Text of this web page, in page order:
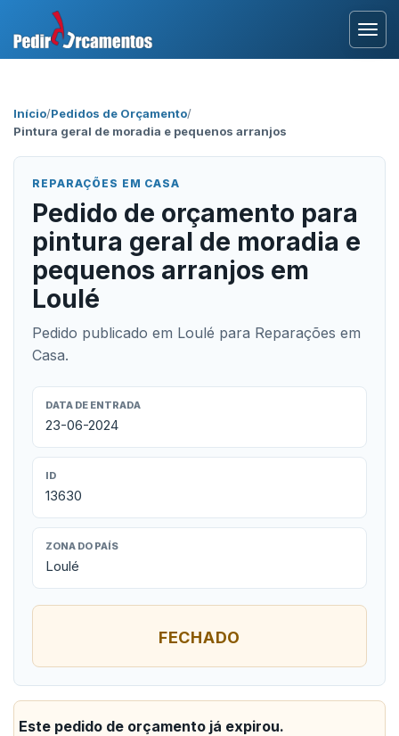
Início/Pedidos de Orçamento/
Pintura geral de moradia e pequenos arranjos
REPARAÇÕES EM CASA
Pedido de orçamento para
pintura geral de moradia e
pequenos arranjos em
Loulé
Pedido publicado em Loulé para Reparações em
Casa.
DATA DE ENTRADA
23-06-2024
ID
13630
ZONA DO PAÍS
Loulé
FECHADO
Este pedido de orçamento já expirou.
Área Profissional
Como Funciona?
Testemunhos